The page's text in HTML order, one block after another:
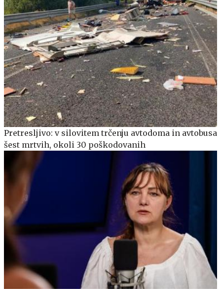
Pretresljivo: v silovitem trčenju avtodoma in avtobusa
šest mrtvih, okoli 30 poškodovanih